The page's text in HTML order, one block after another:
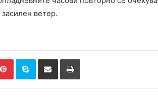
ветер.
PinterestSkype Сподели преку Е-маил Испринтај